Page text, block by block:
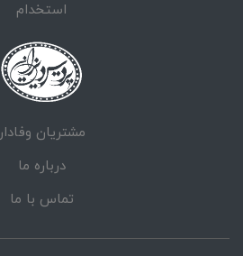
استخدام
مشتریان وفادار
درباره ما
تماس با ما